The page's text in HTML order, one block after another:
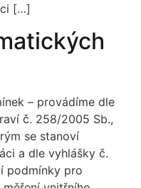
[…]
– provádíme dle
č. 258/2005 Sb.,
se stanoví
a dle vyhlášky č.
podmínky pro